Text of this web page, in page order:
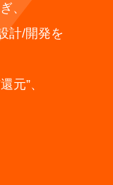
、
計/開発を
元”、